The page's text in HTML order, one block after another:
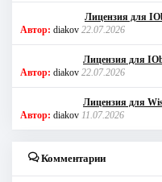
Лицензия для
Автор: diakov 22.07.2026
Лицензия для
Автор: diakov 22.07.2026
Лицензия для
Автор: diakov 11.07.2026
Комментарии